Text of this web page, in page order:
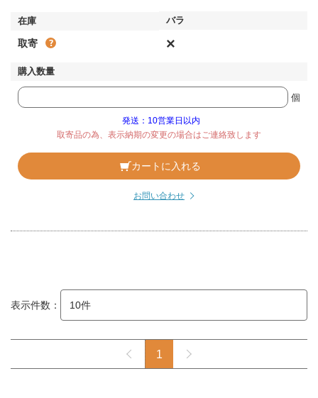
取寄 ×
個
発送：10営業日以内
取寄品の為、表示納期の変更の場合はご連絡致します
カートに入れる
お問い合わせ
表示件数：
1